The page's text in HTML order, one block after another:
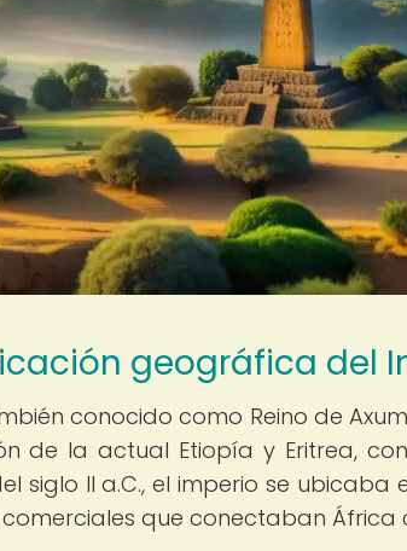
geográfica del
conocido como Reino de
de la actual Etiopía y Eritrea,
siglo II a.C., el imperio se
que conectaban África